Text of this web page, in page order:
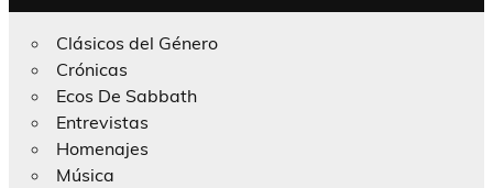
Clásicos del Género
Crónicas
Ecos De Sabbath
Entrevistas
Homenajes
Música